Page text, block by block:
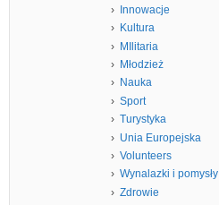
Innowacje
Kultura
MIlitaria
Młodzież
Nauka
Sport
Turystyka
Unia Europejska
Volunteers
Wynalazki i pomysły
Zdrowie